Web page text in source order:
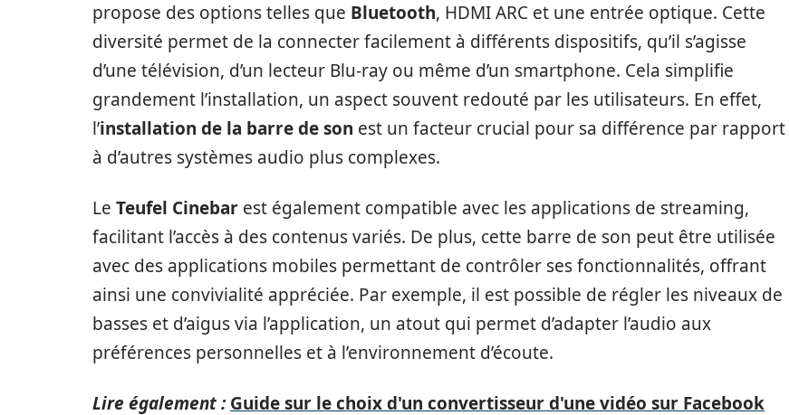
propose des options telles que Bluetooth, HDMI ARC et une entrée optique. Cette
diversité permet de la connecter facilement à différents dispositifs, qu’il s’agisse
d’une télévision, d’un lecteur Blu-ray ou même d’un smartphone. Cela simplifie
grandement l’installation, un aspect souvent redouté par les utilisateurs. En effet,
l’installation de la barre de son est un facteur crucial pour sa différence par rapport
à d’autres systèmes audio plus complexes.
Le Teufel Cinebar est également compatible avec les applications de streaming,
facilitant l’accès à des contenus variés. De plus, cette barre de son peut être utilisée
avec des applications mobiles permettant de contrôler ses fonctionnalités, offrant
ainsi une convivialité appréciée. Par exemple, il est possible de régler les niveaux de
basses et d’aigus via l’application, un atout qui permet d’adapter l’audio aux
préférences personnelles et à l’environnement d’écoute.
Lire également : Guide sur le choix d'un convertisseur d'une vidéo sur Facebook